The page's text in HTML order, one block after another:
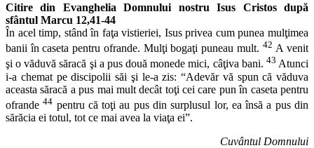
Citire din Evanghelia Domnului nostru Isus Cristos după
sfântul Marcu 12,41-44
În acel timp, stând în faţa vistieriei, Isus privea cum punea mulţimea
banii în caseta pentru ofrande. Mulţi bogaţi puneau mult. 42 A venit
şi o văduvă săracă şi a pus două monede mici, câţiva bani. 43 Atunci
i-a chemat pe discipolii săi şi le-a zis: “Adevăr vă spun că văduva
aceasta săracă a pus mai mult decât toţi cei care pun în caseta pentru
ofrande44 pentru că toţi au pus din surplusul lor, ea însă a pus din
sărăcia ei totul, tot ce mai avea la viaţa ei”.
Cuvântul Domnului